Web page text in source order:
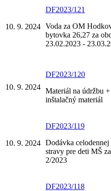
10. 9. 2024
DF2023/121
Voda za OM
bytovka 26,27 za
23.02.2023 -
10. 9. 2024
DF2023/120
Materiál na údržbu +
inštalačný materiál
10. 9. 2024
DF2023/119
Dodávka celodennej
stravy pre deti MŠ za
2/2023
DF2023/118